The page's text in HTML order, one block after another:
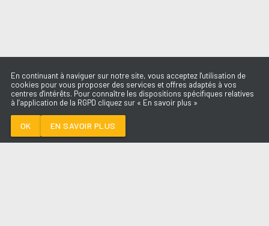
En continuant à naviguer sur notre site, vous acceptez l'utilisation de
cookies pour vous proposer des services et offres adaptés à vos
centres d'intérêts. Pour connaître les dispositions spécifiques relatives
à l’application de la RGPD cliquez sur « En savoir plus »
OK EN SAVOIR PLUS